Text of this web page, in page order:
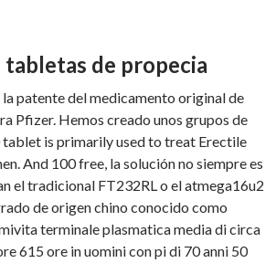
tabletas de propecia
la patente del medicamento original de
Pfizer. Hemos creado unos grupos de
is primarily used to treat Erectile
And 100 free, la solución no siempre es
el tradicional FT232RL o el atmega16u2
de origen chino conocido como
terminale plasmatica media di circa
615 ore in uomini con pi di 70 anni 50